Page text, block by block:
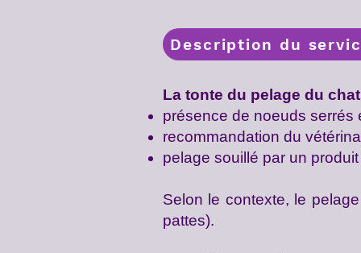
Description du
La tonte du pelage du
présence de noeuds serrés
recommandation du
pelage souillé par un
Selon le contexte, le
pattes).